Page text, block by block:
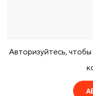
Авторизуйтесь,